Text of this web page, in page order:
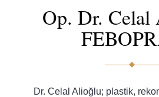
Op. Dr.
Dr. Celal Alioğlu; plastik,